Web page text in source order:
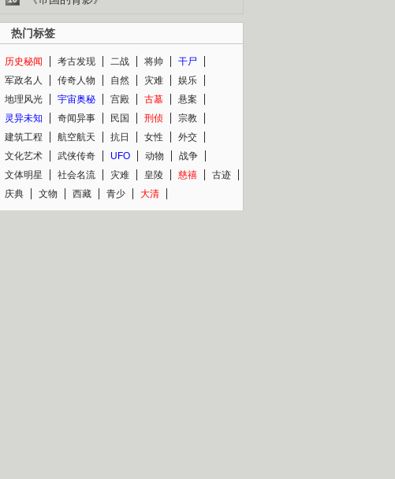
热门标签
历史秘闻 考古发现 二战 将帅
干尸
军政名人
传奇人物 自然 灾难
娱乐
地理风光
宇宙奥秘 宫殿 古墓
悬案
灵异未知
奇闻异事 民国 刑侦
宗教
建筑工程
航空航天 抗日 女性
外交
文化艺术
武侠传奇 UFO 动物
战争
文体明星
社会名流 灾难 皇陵 慈禧
古迹
庆典
文物 西藏 青少 大清